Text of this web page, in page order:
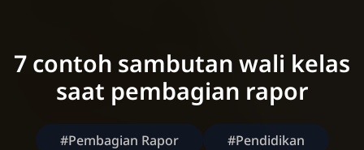
7 contoh sambutan wali kelas
saat pembagian rapor
#Pembagian Rapor
#Pendidikan